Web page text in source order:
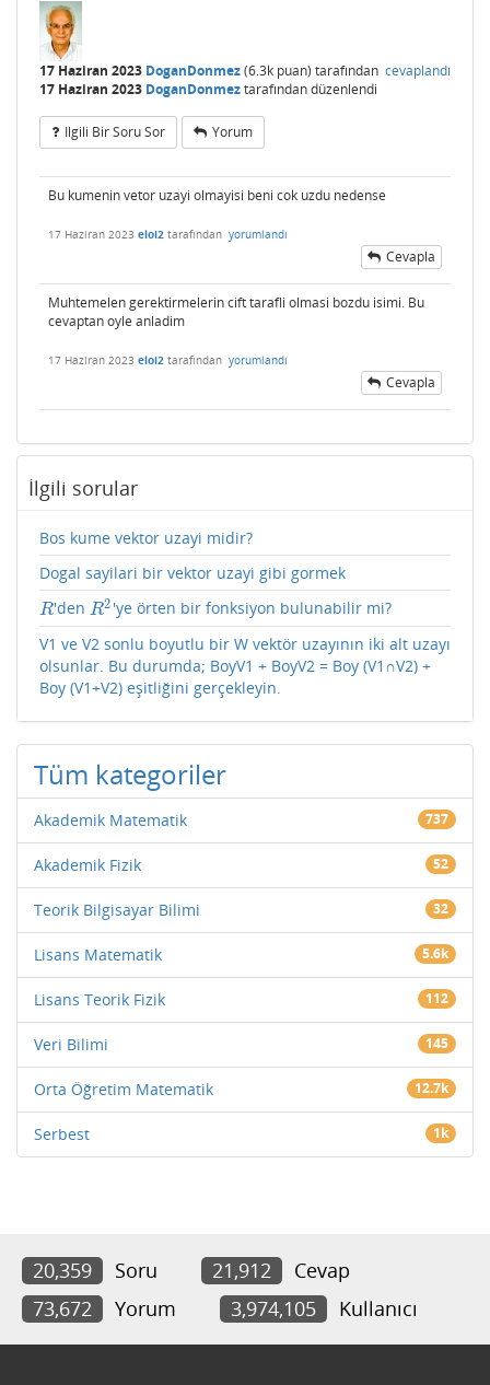
17 Haziran 2023 DoganDonmez(6.3k puan) tarafından cevaplandı
17 Haziran 2023 DoganDonmeztarafındandüzenlendi
Ilgili Bir Soru Sor Yorum
Bu kumenin vetor uzayi olmayisi beni cok uzdu nedense
17 Haziran 2023 eloi2 tarafından yorumlandı
Cevapla
Muhtemelen gerektirmelerin cift tarafli olmasi bozdu isimi. Bu
cevaptan oyle anladim
17 Haziran 2023 eloi2 tarafından yorumlandı
Cevapla
İlgili sorular
Bos kume vektor uzayi midir?
Dogal sayilari bir vektor uzayi gibi gormek
R
R 'den R2
R2 'ye örten bir fonksiyon bulunabilir mi?
V1 ve V2 sonlu boyutlu bir W vektör uzayının iki alt uzayı
olsunlar. Bu durumda; BoyV1 + BoyV2 = Boy (V1∩V2) +
Boy (V1+V2) eşitliğini gerçekleyin.
Tüm kategoriler
Akademik Matematik 737
Akademik Fizik 52
Teorik Bilgisayar Bilimi 32
Lisans Matematik 5.6k
Lisans Teorik Fizik 112
Veri Bilimi 145
Orta Öğretim Matematik 12.7k
Serbest 1k
20,359 Soru 21,912
Cevap
73,672
Yorum 3,974,105 Kullanıcı